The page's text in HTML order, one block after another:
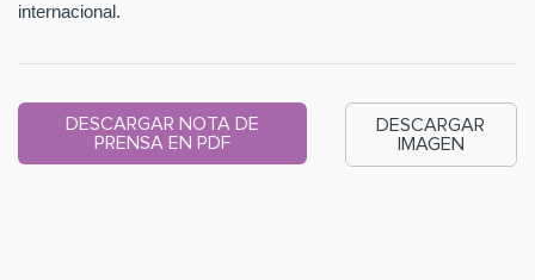
internacional.
DESCARGAR NOTA DE
PRENSA EN PDF
DESCARGAR
IMAGEN